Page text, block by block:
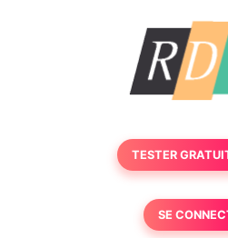
TESTER
SE